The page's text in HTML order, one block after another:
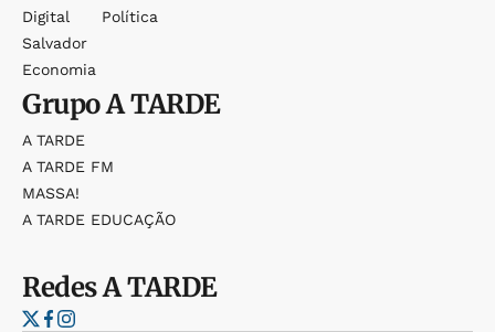
Digital
Salvador
Economia
Política
GrupoA TARDE
A TARDE
A TARDE FM
MASSA!
A TARDE EDUCAÇÃO
RedesA TARDE